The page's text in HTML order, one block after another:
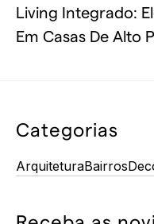
Living Integrado:
Em Casas De Alto
Categorias
ArquiteturaBairros